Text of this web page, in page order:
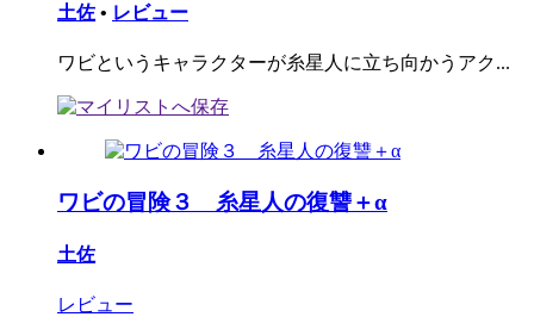
土佐 • レビュー
ワビというキャラクターが糸星人に立ち向かうアク...
ワビの冒険３ 糸星人の復讐＋α
土佐
レビュー